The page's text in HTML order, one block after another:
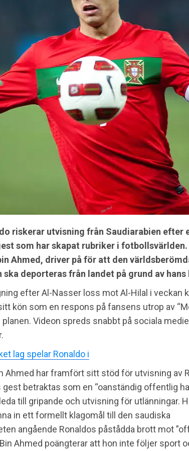
riskerar utvisning från Saudiarabien efter
som har skapat rubriker i fotbollsvärlden.
Ahmed, driver på för att den
deporteras från landet på grund av hans
efter Al-Nasser loss mot Al-Hilal i veckan
kön som en respons på fansens utrop av
planen. Videon spreds snabbt på sociala
lag spelar Ronaldo i
Ahmed har framfört sitt stöd för utvisning av
gest betraktas som en “oanständig offentlig
till gripande och utvisning för utlänningar.
in ett formellt klagomål till den saudiska
angående Ronaldos påstådda brott mot
Ahmed poängterar att hon inte följer sport